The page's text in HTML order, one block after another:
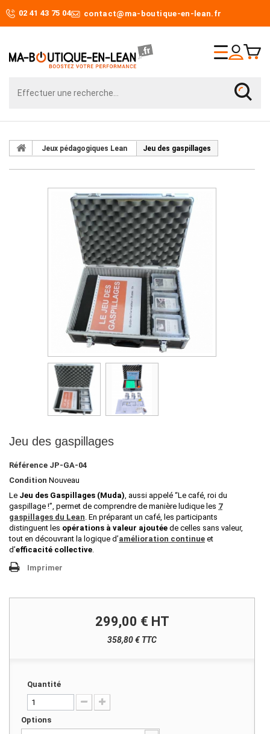
02 41 43 75 04 contact@ma-boutique-en-lean.fr
Jeux pédagogiques Lean Jeu des gaspillages
Jeu des gaspillages
Référence JP-GA-04
Condition Nouveau
Le Jeu des Gaspillages (Muda), aussi appelé “Le café, roi du
gaspillage !”, permet de comprendre de manière ludique les 7
gaspillages du Lean. En préparant un café, les participants
distinguent les opérations à valeur ajoutée de celles sans valeur,
tout en découvrant la logique d’amélioration continue et
d’efficacité collective.
Imprimer
299,00 € HT
358,80 € TTC
Quantité
Options